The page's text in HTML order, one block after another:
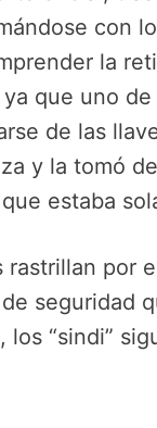
con
la
que uno
de las
y la tomó
estaba
rastrillan por
seguridad
los “sindi”